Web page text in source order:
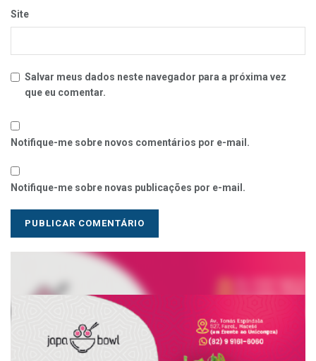
Site
Salvar meus dados neste navegador para a próxima vez
que eu comentar.
Notifique-me sobre novos comentários por e-mail.
Notifique-me sobre novas publicações por e-mail.